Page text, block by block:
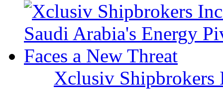
Xclusiv Shipbrokers